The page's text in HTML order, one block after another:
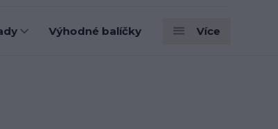
Výhodné balíčky Více